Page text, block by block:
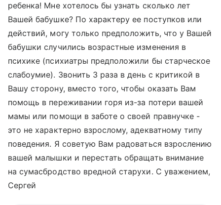
ребенка! Мне хотелось бы узнать сколько лет
Вашей бабушке? По характеру ее поступков или
действий, могу только предположить, что у Вашей
бабушки случились возрастные изменения в
психике (психиатры предположили бы старческое
слабоумие). Звонить 3 раза в день с критикой в
Вашу сторону, вместо того, чтобы оказать Вам
помощь в переживании горя из-за потери вашей
мамы или помощи в заботе о своей правнучке -
это не характерно взрослому, адекватному типу
поведения. Я советую Вам радоваться взрослению
вашей малышки и перестать обращать внимание
на сумасбродство вредной старухи. С уважением,
Сергей